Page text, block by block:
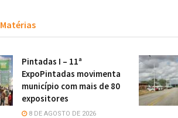
Matérias
Pintadas I – 11ª
ExpoPintadas movimenta
município com mais de 80
expositores
8 DE AGOSTO DE 2026